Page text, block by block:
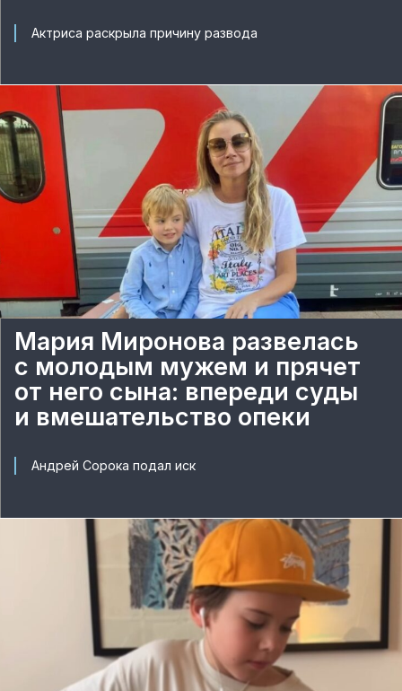
Актриса раскрыла причину развода
Мария Миронова развелась
с молодым мужем и прячет
от него сына: впереди суды
и вмешательство опеки
Андрей Сорока подал иск